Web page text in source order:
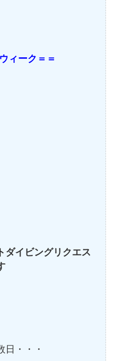
ィーク＝＝
ダイビングリクエス
日・・・